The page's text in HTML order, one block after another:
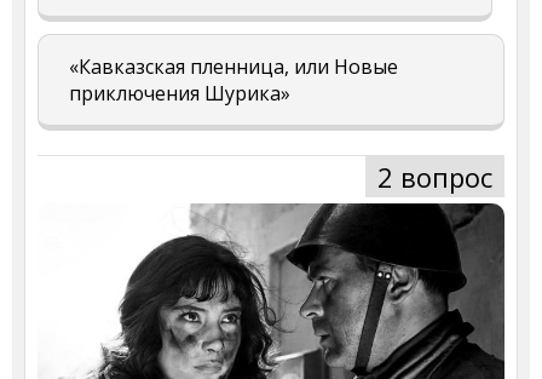
«Кавказская пленница, или Новые
приключения Шурика»
2 вопрос